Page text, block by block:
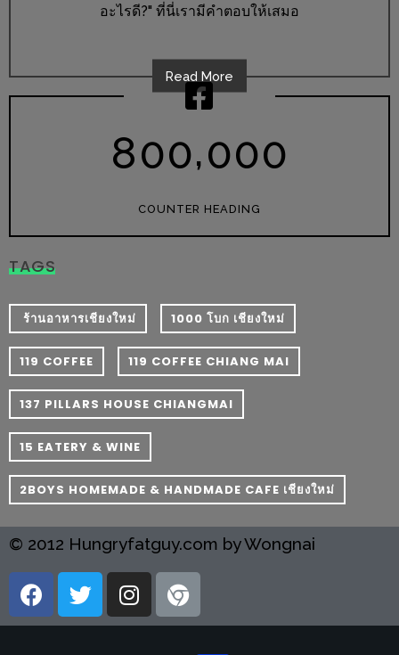
ที่สุด?
แฟร์
ต้อง
สินค้า
เรื่อง
บ้าน
คุ้ม
ครบ
จบ
ที่
เดียว
HOMEPRO
FAIR
2017
เชียงใหม่
จัด
อะไรดี?" ที่นี่เรามีคำตอบให้เสมอ
Read More
800,000
COUNTER HEADING
TAGS
​ ร้านอาหารเชียงใหม่ 1000 โบก เชียงใหม่
119 COFFEE 119 COFFEE CHIANG MAI
137 PILLARS HOUSE CHIANGMAI
15 EATERY & WINE
2BOYS HOMEMADE & HANDMADE CAFE เชียงใหม่
© 2012 Hungryfatguy.com by Wongnai